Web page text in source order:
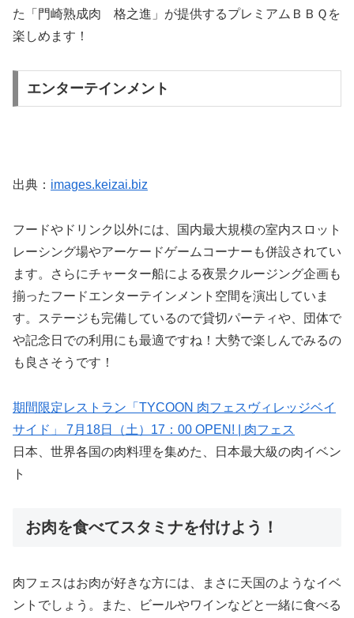
た「門崎熟成肉 格之進」が提供するプレミアムＢＢＱを
楽しめます！
エンターテインメント
出典： images.keizai.biz
フードやドリンク以外には、国内最大規模の室内スロット
レーシング場やアーケードゲームコーナーも併設されてい
ます。さらにチャーター船による夜景クルージング企画も
揃ったフードエンターテインメント空間を演出していま
す。ステージも完備しているので貸切パーティや、団体で
や記念日での利用にも最適ですね！大勢で楽しんでみるの
も良さそうです！
期間限定レストラン「TYCOON 肉フェスヴィレッジベイ
サイド」 7月18日（土）17：00 OPEN! | 肉フェス
日本、世界各国の肉料理を集めた、日本最大級の肉イベン
ト
お肉を食べてスタミナを付けよう！
肉フェスはお肉が好きな方には、まさに天国のようなイベ
ントでしょう。また、ビールやワインなどと一緒に食べる